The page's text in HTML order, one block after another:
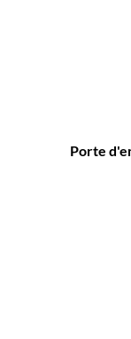
Porte